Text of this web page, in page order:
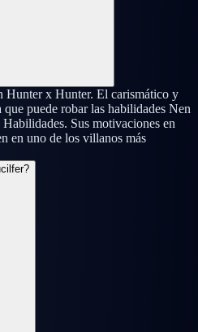
x Hunter. El carismático y
puede robar las habilidades Nen
Sus motivaciones en
en uno de los villanos más